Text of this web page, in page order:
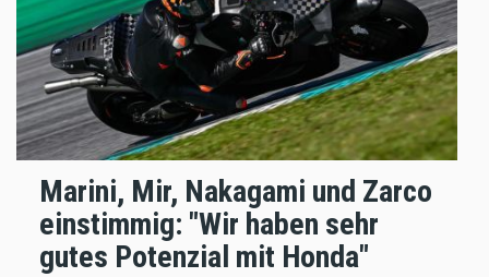
Marini, Mir, Nakagami und Zarco
einstimmig: "Wir haben sehr
gutes Potenzial mit Honda"